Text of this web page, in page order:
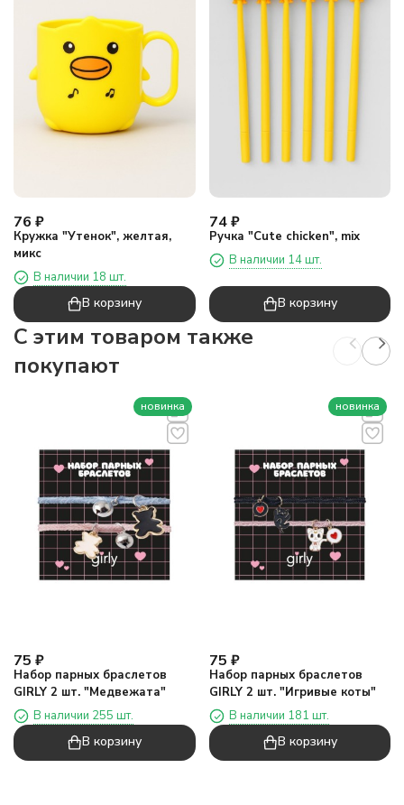
76 ₽
Кружка "Утенок", желтая,
микс
В наличии 18 шт.
В корзину
74 ₽
Ручка "Cute chicken", mix
В наличии 14 шт.
В корзину
C этим товаром также
покупают
новинка
75 ₽
Набор парных браслетов
GIRLY 2 шт. "Медвежата"
В наличии 255 шт.
В корзину
новинка
75 ₽
Набор парных браслетов
GIRLY 2 шт. "Игривые коты"
В наличии 181 шт.
В корзину